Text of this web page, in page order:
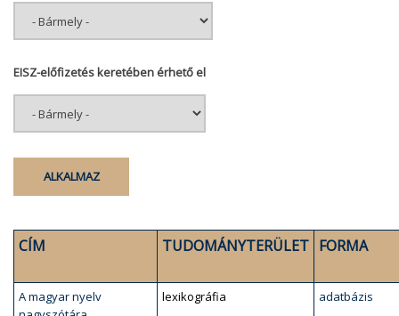
EISZ-előfizetés keretében érhető el
CÍM TUDOMÁNYTERÜLET FORMA
A magyar nyelv
lexikográfia adatbázis